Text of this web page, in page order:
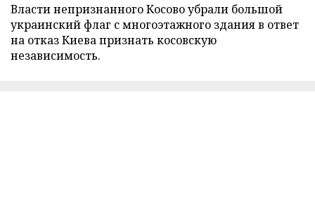
Власти непризнанного Косово убрали большой
украинский флаг с многоэтажного здания в ответ
на отказ Киева признать косовскую
независимость.